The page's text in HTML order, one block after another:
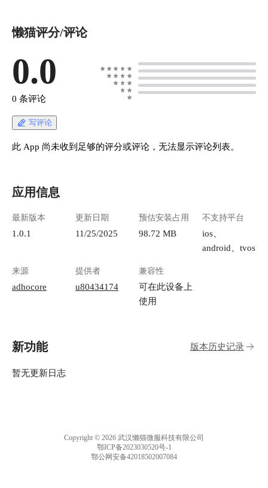
懒猫评分/评论
0.0
0 条评论
写评论
此 App 尚未收到足够的评分或评论，无法显示评论列表。
应用信息
最新版本
1.0.1
更新日期
11/25/2025
预估安装占用
98.72 MB
不支持平台
ios、
android、tvos
来源
adhocore
提供者
u80434174
兼容性
可在此设备上
使用
新功能 版本历史记录
暂无更新日志
Copyright © 2026 武汉懒猫微服科技有限公司
鄂ICP备2023030520号-1
鄂公网安备42018502007084